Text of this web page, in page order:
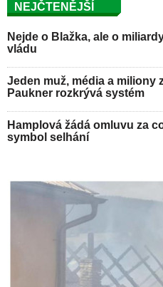
NEJČTENĚJŠÍ
Nejde o Blažka, ale o
vládu
Jeden muž, média a miliony
Paukner rozkrývá systém
Hamplová žádá omluvu za
symbol selhání